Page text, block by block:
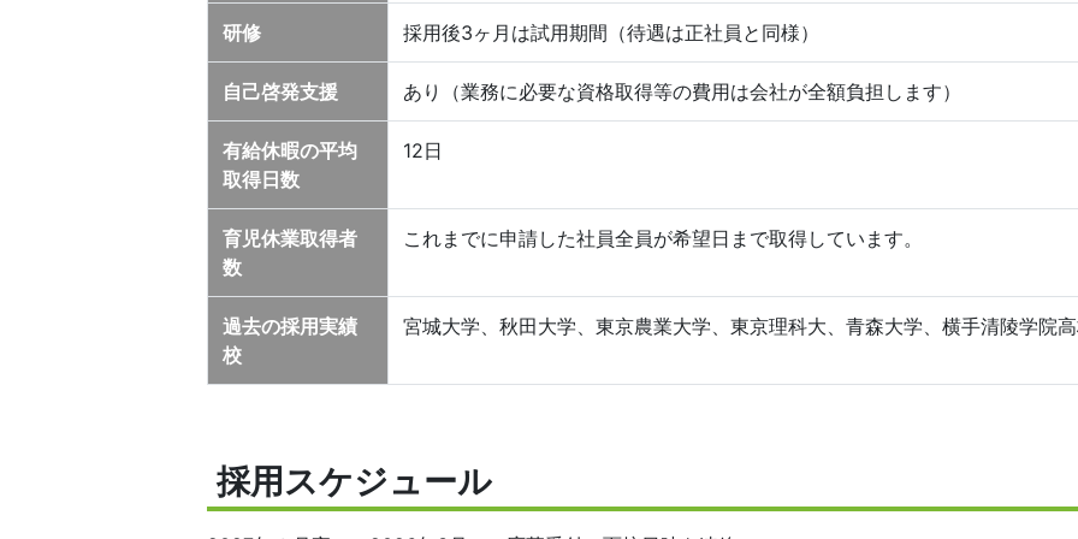
研修 採用後3ヶ月は試用期間（待遇は正社員と同様）
自己啓発支援 あり（業務に必要な資格取得等の費用は会社が全額負担します）
有給休暇の平均
取得日数
12日
育児休業取得者
数
これまでに申請した社員全員が希望日まで取得しています。
過去の採用実績
校
宮城大学、秋田大学、東京農業大学、東京理科大、青森大学、横手清陵学院
採用スケジュール